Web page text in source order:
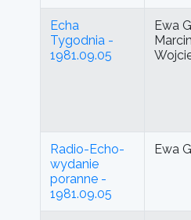
Echa
Tygodnia -
1981.09.05
Ewa
Radio-Echo-
wydanie
poranne -
1981.09.05
Ewa